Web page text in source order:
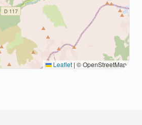
Leaflet | © OpenStreetMap